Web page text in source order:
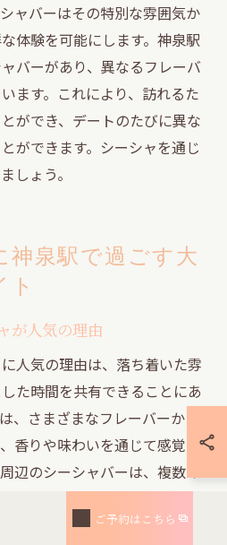
ャバーはその特別な雰囲気か
体験を可能にします。神泉駅
バーがあり、異なるフレーバ
ます。これにより、訪れるた
ができ、デートのたびに異な
ができます。シーシャを通じ
しょう。
神泉駅で過ごす大
が人気の理由
人気の理由は、落ち着いた雰
た時間を共有できることにあ
、さまざまなフレーバーから
香りや味わいを通じて感覚を
辺のシーシャバーは、複数の
供しており、特別な夜を演出
さらに、シーシャの文化や歴
ご予約はこちら